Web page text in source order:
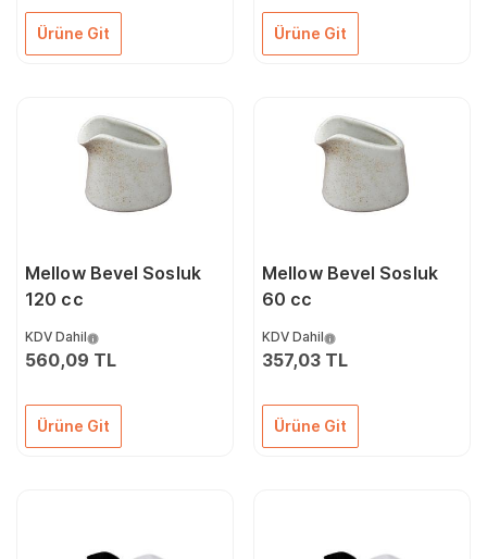
Ürüne Git Ürüne Git
Mellow Bevel Sosluk
120 cc
KDV Dahil
560,09 TL
Ürüne Git
Mellow Bevel Sosluk
60 cc
KDV Dahil
357,03 TL
Ürüne Git